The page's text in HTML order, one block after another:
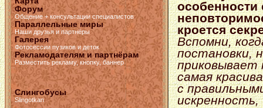
Форум
Общение + консультации специалистов
Параллельные миры
Наши друзья и партнёры
Галерея
Фотосессии пузиков и деток
Рекламодателям и партнёрам
Разместить рекламу, кнопку, баннер
Слингобусы
Slingotkan
особенности
кроется
Вспомни,
постановки,
самая
с
искренность,